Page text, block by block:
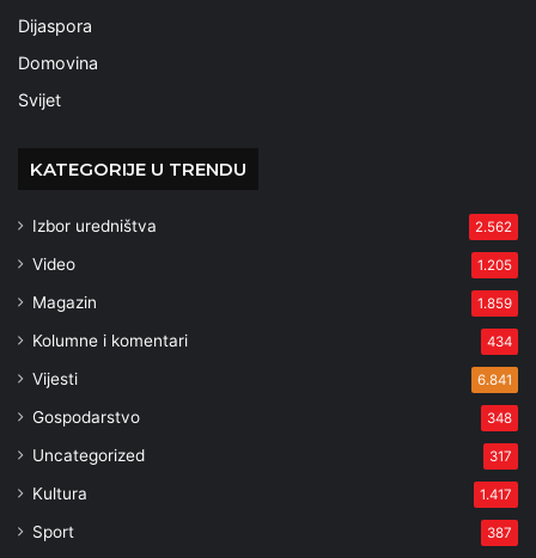
Dijaspora
Domovina
Svijet
KATEGORIJE U TRENDU
Izbor uredništva 2.562
Video 1.205
Magazin 1.859
Kolumne i komentari 434
Vijesti 6.841
Gospodarstvo 348
Uncategorized 317
Kultura 1.417
Sport 387